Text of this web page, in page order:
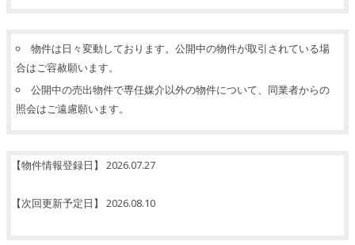
物件は日々変動しております。公開中の物件が取引されている場
合はご容赦願います。
公開中の売出物件で専任媒介以外の物件について、同業者からの
照会はご遠慮願います。
【物件情報登録日】 2026.07.27
【次回更新予定日】 2026.08.10